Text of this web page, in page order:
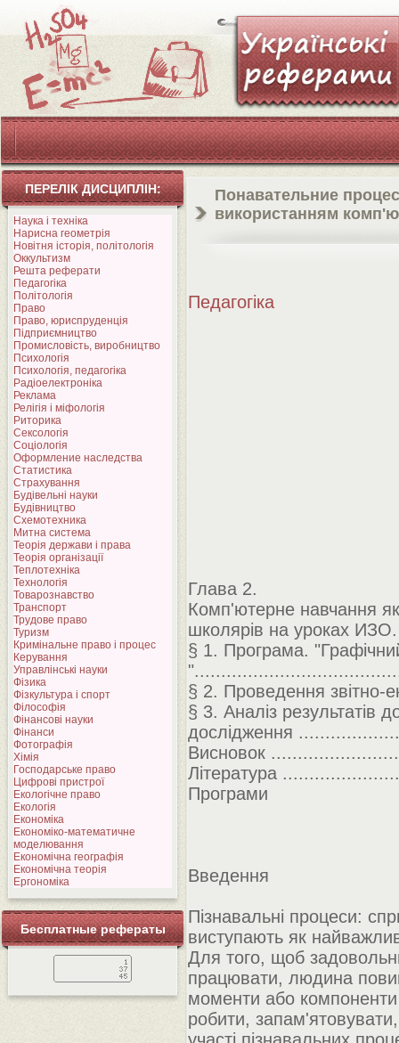
ПЕРЕЛІК ДИСЦИПЛІН:
Наука і техніка
Нарисна геометрія
Новітня історія, політологія
Оккультизм
Решта реферати
Педагогіка
Політологія
Право
Право, юриспруденція
Підприємництво
Промисловість, виробництво
Психологія
Психологія, педагогіка
Радіоелектроніка
Реклама
Релігія і міфологія
Риторика
Сексологія
Соціологія
Оформление наследства
Статистика
Страхування
Будівельні науки
Будівництво
Схемотехника
Митна система
Теорія держави і права
Теорія організації
Теплотехніка
Технологія
Товарознавство
Транспорт
Трудове право
Туризм
Кримінальне право і процес
Керування
Управлінські науки
Фізика
Фізкультура і спорт
Філософія
Фінансові науки
Фінанси
Фотографія
Хімія
Господарське право
Цифрові пристрої
Екологічне право
Екологія
Економіка
Економіко-математичне
моделювання
Економічна географія
Економічна теорія
Ергономіка
Бесплатные рефераты
Понавательние
використанням
Педагогіка
Глава 2.
Комп'ютерне навчання
школярів на уроках ИЗО.
§ 1. Програма.
§ 2. Проведення звітно-
§ 3. Аналіз результатів
дослідження
Висновок
Література
Програми
Введення
Пізнавальні процеси:
виступають як
Для того, щоб
працювати, людина
моменти або компоненти
робити,